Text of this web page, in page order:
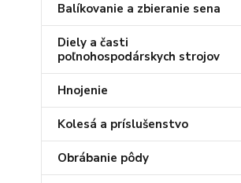
Balíkovanie a zbieranie sena
Diely a časti
poľnohospodárskych strojov
Hnojenie
Kolesá a príslušenstvo
Obrábanie pôdy